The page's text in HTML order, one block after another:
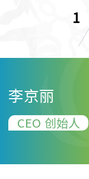
独立科学家
李京丽
CEO 创始人
COO
CTOCIO
独立科学家
CEO 创始人
1